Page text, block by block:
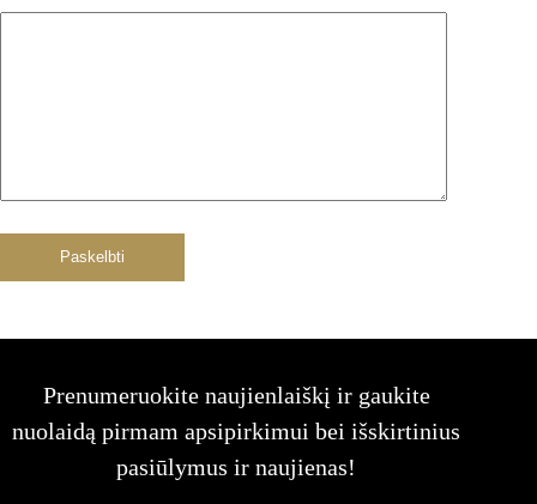
Paskelbti
Prenumeruokite naujienlaiškį ir gaukite
nuolaidą pirmam apsipirkimui bei išskirtinius
pasiūlymus ir naujienas!